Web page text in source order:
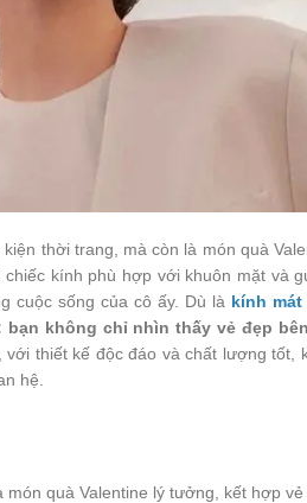
thời trang, mà còn là món quà
kính phù hợp với khuôn mặt và
cuộc sống của cô ấy. Dù là kính mát
không chỉ nhìn thấy vẻ đẹp
với thiết kế độc đáo và chất lượng
hệ.
món quà Valentine lý tưởng, kết hợp